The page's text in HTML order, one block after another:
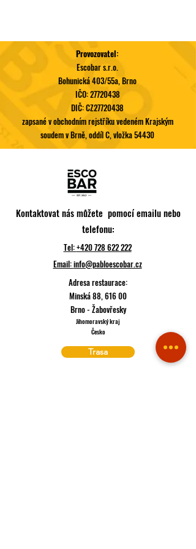
Provozovatel:
Escobar s.r.o.
Bohunická 403/55a, Brno
IČO:27720438
DIČ: CZ27720438
zapsané v obchodním rejstříku vedeném Krajským
soudem v Brně, oddíl C, vložka 54430
Kontaktovat nás můžete pomocí emailu nebo
telefonu:
Adresa restaurace:
Minská 88, 616 00
Brno - Žabovřesky
Jihomoravský kraj
Česko
Tel:+420 728 622 222
Email:info@pabloescobar.cz
Trasa